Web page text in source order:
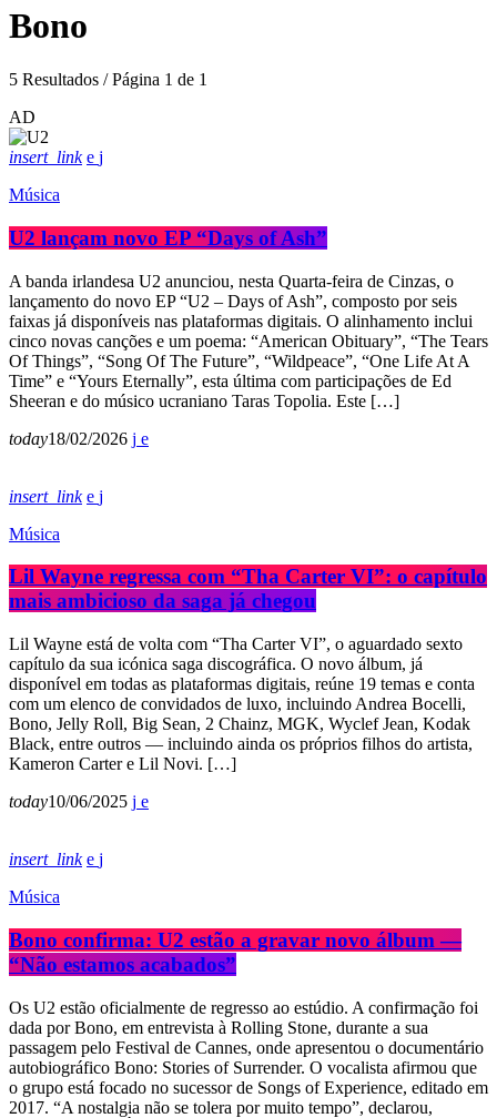
Bono
5 Resultados / Página 1 de 1
AD
insert_link
Música
U2 lançam novo EP “Days of Ash”
A banda irlandesa U2 anunciou, nesta Quarta-feira de Cinzas, o
lançamento do novo EP “U2 – Days of Ash”, composto por seis
faixas já disponíveis nas plataformas digitais. O alinhamento inclui
cinco novas canções e um poema: “American Obituary”, “The Tears
Of Things”, “Song Of The Future”, “Wildpeace”, “One Life At A
Time” e “Yours Eternally”, esta última com participações de Ed
Sheeran e do músico ucraniano Taras Topolia. Este […]
today18/02/2026
insert_link
Música
Lil Wayne regressa com “Tha Carter VI”: o capítulo
mais ambicioso da saga já chegou
Lil Wayne está de volta com “Tha Carter VI”, o aguardado sexto
capítulo da sua icónica saga discográfica. O novo álbum, já
disponível em todas as plataformas digitais, reúne 19 temas e conta
com um elenco de convidados de luxo, incluindo Andrea Bocelli,
Bono, Jelly Roll, Big Sean, 2 Chainz, MGK, Wyclef Jean, Kodak
Black, entre outros — incluindo ainda os próprios filhos do artista,
Kameron Carter e Lil Novi. […]
today10/06/2025
insert_link
Música
Bono confirma: U2 estão a gravar novo álbum —
“Não estamos acabados”
Os U2 estão oficialmente de regresso ao estúdio. A confirmação foi
dada por Bono, em entrevista à Rolling Stone, durante a sua
passagem pelo Festival de Cannes, onde apresentou o documentário
autobiográfico Bono: Stories of Surrender. O vocalista afirmou que
o grupo está focado no sucessor de Songs of Experience, editado em
2017. “A nostalgia não se tolera por muito tempo”, declarou,